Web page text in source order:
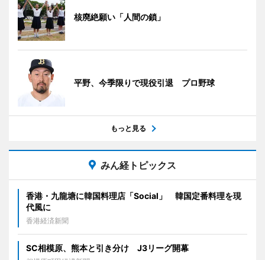
核廃絶願い「人間の鎖」
平野、今季限りで現役引退 プロ野球
もっと見る
みん経トピックス
香港・九龍塘に韓国料理店「Social」 韓国定番料理を現
代風に
香港経済新聞
SC相模原、熊本と引き分け J3リーグ開幕